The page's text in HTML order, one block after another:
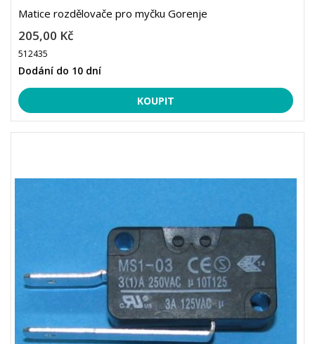
Matice rozdělovače pro myčku Gorenje
205,00 Kč
512435
Dodání do 10 dní